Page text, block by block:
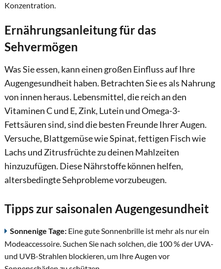
Konzentration.
Ernährungsanleitung für das
Sehvermögen
Was Sie essen, kann einen großen Einfluss auf Ihre
Augengesundheit haben. Betrachten Sie es als Nahrung
von innen heraus. Lebensmittel, die reich an den
Vitaminen C und E, Zink, Lutein und Omega-3-
Fettsäuren sind, sind die besten Freunde Ihrer Augen.
Versuche, Blattgemüse wie Spinat, fettigen Fisch wie
Lachs und Zitrusfrüchte zu deinen Mahlzeiten
hinzuzufügen. Diese Nährstoffe können helfen,
altersbedingte Sehprobleme vorzubeugen.
Tipps zur saisonalen Augengesundheit
Sonnenige Tage:Eine gute Sonnenbrille ist mehr als nur ein
Modeaccessoire. Suchen Sie nach solchen, die 100 % der UVA-
und UVB-Strahlen blockieren, um Ihre Augen vor